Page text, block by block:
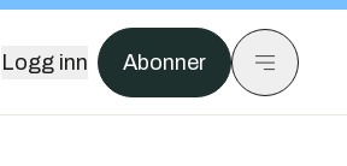
Logg inn Abonner